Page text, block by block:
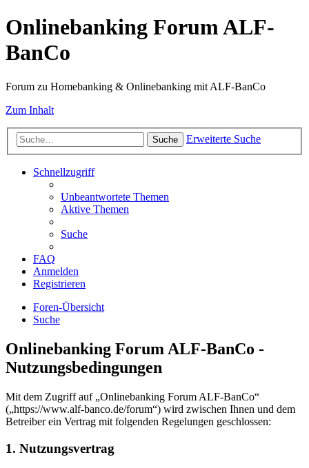
Onlinebanking Forum ALF-
BanCo
Forum zu Homebanking & Onlinebanking mit ALF-BanCo
Zum Inhalt
Suche Erweiterte Suche
Schnellzugriff
Unbeantwortete Themen
Aktive Themen
Suche
FAQ
Anmelden
Registrieren
Foren-Übersicht
Suche
Onlinebanking Forum ALF-BanCo -
Nutzungsbedingungen
Mit dem Zugriff auf „Onlinebanking Forum ALF-BanCo“
(„https://www.alf-banco.de/forum“) wird zwischen Ihnen und dem
Betreiber ein Vertrag mit folgenden Regelungen geschlossen:
1. Nutzungsvertrag